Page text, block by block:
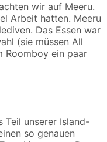
wir auf Meeru.
Arbeit hatten. Meeru
Das Essen war
(sie müssen All
Roomboy ein paar
Teil unserer Island-
so genauen